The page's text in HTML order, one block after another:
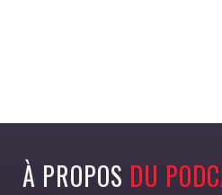
À PROPOS DU